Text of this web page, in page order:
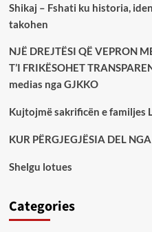
Shikaj – Fshati ku historia,
takohen
NJË DREJTËSI QË VEPRON
T’I FRIKËSOHET
medias nga GJKKO
Kujtojmë sakrificën e familjes
KUR PËRGJEGJËSIA DEL
Shelgu lotues
Categories